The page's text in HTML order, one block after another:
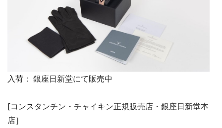
入荷： 銀座日新堂にて販売中
[コンスタンチン・チャイキン正規販売店・銀座日新堂本
店］